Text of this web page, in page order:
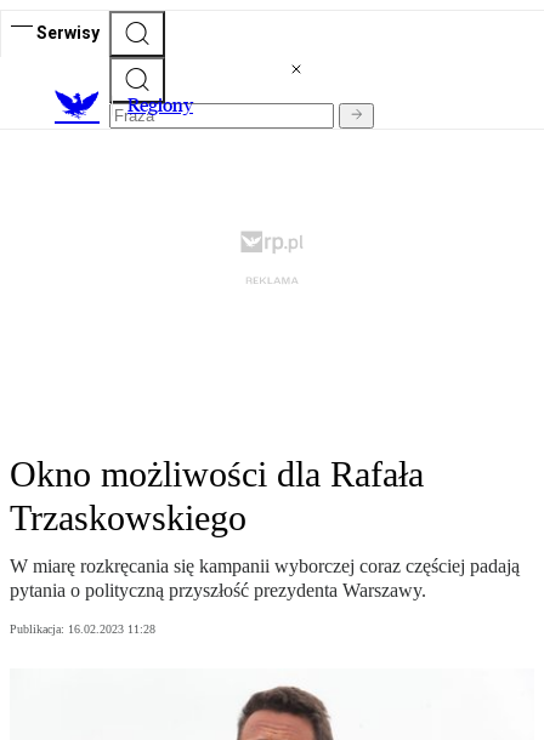
Serwisy
Regiony
Okno możliwości dla Rafała
Trzaskowskiego
W miarę rozkręcania się kampanii wyborczej coraz częściej padają
pytania o polityczną przyszłość prezydenta Warszawy.
Publikacja: 16.02.2023 11:28